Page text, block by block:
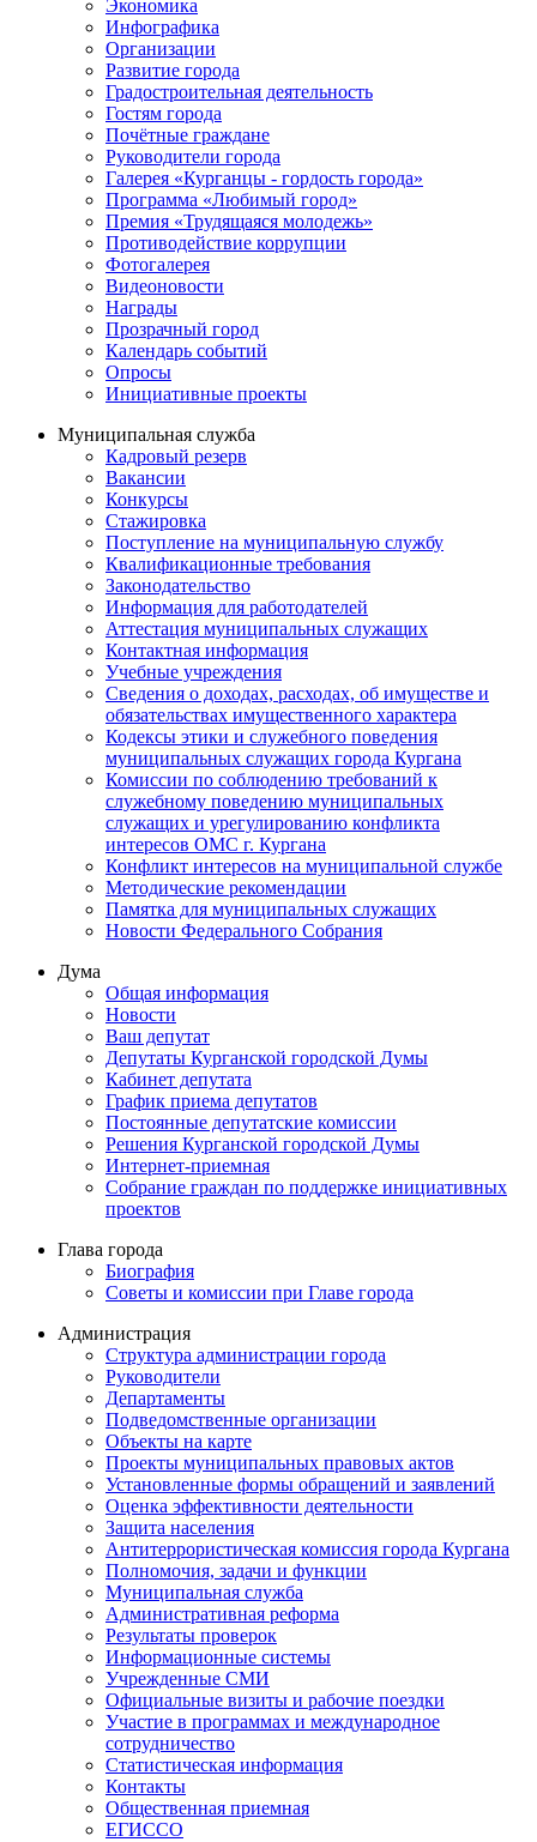
Экономика
Инфографика
Организации
Развитие города
Градостроительная деятельность
Гостям города
Почётные граждане
Руководители города
Галерея «Курганцы - гордость города»
Программа «Любимый город»
Премия «Трудящаяся молодежь»
Противодействие коррупции
Фотогалерея
Видеоновости
Награды
Прозрачный город
Календарь событий
Опросы
Инициативные проекты
Муниципальная служба
Кадровый резерв
Вакансии
Конкурсы
Стажировка
Поступление на муниципальную службу
Квалификационные требования
Законодательство
Информация для работодателей
Аттестация муниципальных служащих
Контактная информация
Учебные учреждения
Сведения о доходах, расходах, об имуществе и
обязательствах имущественного характера
Кодексы этики и служебного поведения
муниципальных служащих города Кургана
Комиссии по соблюдению требований к
служебному поведению муниципальных
служащих и урегулированию конфликта
интересов ОМС г. Кургана
Конфликт интересов на муниципальной службе
Методические рекомендации
Памятка для муниципальных служащих
Новости Федерального Cобрания
Дума
Общая информация
Новости
Ваш депутат
Депутаты Курганской городской Думы
Кабинет депутата
График приема депутатов
Постоянные депутатские комиссии
Решения Курганской городской Думы
Интернет-приемная
Собрание граждан по поддержке инициативных
проектов
Глава города
Биография
Советы и комиссии при Главе города
Администрация
Структура администрации города
Руководители
Департаменты
Подведомственные организации
Объекты на карте
Проекты муниципальных правовых актов
Установленные формы обращений и заявлений
Оценка эффективности деятельности
Защита населения
Антитеррористическая комиссия города Кургана
Полномочия, задачи и функции
Муниципальная служба
Административная реформа
Результаты проверок
Информационные системы
Учрежденные СМИ
Официальные визиты и рабочие поездки
Участие в программах и международное
сотрудничество
Статистическая информация
Контакты
Общественная приемная
ЕГИССО